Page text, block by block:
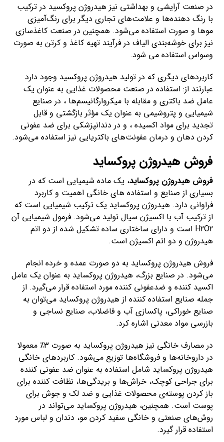
در صنعت آرایشی و بهداشتی نیز هیدروژن پروکسید در ترکیب
با رنگ دهنده‌ها و علامت‌های تجاری دیگر برای رنگ‌آمیزی
موها و صورت استفاده می‌شود. همچنین در صنعت کاغذسازی
نیز برای خوشه‌بندی الیاف در فرآیند تهیه کاغذ و کرتن به صورت
وسواس استفاده می شود.
کاربردهای دیگری که در تولید هیدروژن پروکسید وجود دارد
عبارتند از: استفاده در صنعت محصولات غذایی به عنوان یک
عامل ضد باکتری و مقابله با میکروارگانیسم‌ها ، در صنایع
شیمیایی و پتروشیمی به عنوان یک مؤثر بازگشتی و قابل
تجدید برای مواد اکسیده ، و در دندانپزشکی برای ضد عفونی
کردن دهان و درمان عفونت‌های باکتریایی نیز استفاده می‌شود.
فروش هیدروژن پروکساید
فروش هیدروژن پروکساید، یک ماده شیمیایی است که در
بسیاری از صنایع و استفاده های خانگی اهمیت و کاربرد
فراوانی دارد. هیدروژن پروکساید یک ترکیب شیمیایی است که
از ترکیب آب با اکسیژن سیال تولید می‌شود. فرمول شیمیایی آن
H2O2 است و دارای ساختاری ساده تشکیل شده از دو اتم
هیدروژن و دو اتم اکسیژن است.
فروش هیدروژن پروکساید به دو صورت عمده و خرده انجام
می‌شود. در صنایع بزرگ، هیدروژن پروکساید به عنوان یک عامل
اکسید کننده و ضدعفونی کننده مورد استفاده قرار می‌گیرد. از
جمله صنایع استفاده کننده از هیدروژن پروکساید می‌توان به
صنایع خوراکی، پاکسازی آب و فاضلاب، صنایع نساجی و
بازرسی مواد معدنی اشاره کرد.
در مصارف خانگی نیز هیدروژن پروکساید به صورت 3٪ معمولا
در داروخانه‌ها و فروشگاه‌ها توزیع می‌شود. کاربردهای خانگی
هیدروژن پروکساید شامل استفاده به عنوان ضد عفونی کننده
برای جراحی کوچک، خراش‌ها و بریدگی‌ها، نظافت کننده برای
باز کردن پوسته‌ی محصولات غذایی و ضد لک و جوش برای
پوست است. همچنین، هیدروژن پروکساید می‌تواند در
روش‌های صنعتی و خانگی سفید کردن مو، دندان و لباس مورد
استفاده قرار گیرد.